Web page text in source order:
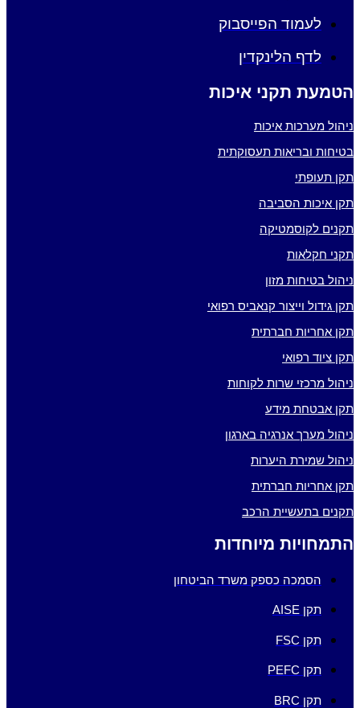
לעמוד הפייסבוק
לדף הלינקדין
הטמעת תקני איכות
ניהול מערכות איכות
בטיחות ובריאות תעסוקתית
תקן תעופתי
תקן איכות הסביבה
תקנים לקוסמטיקה
תקני חקלאות
ניהול בטיחות מזון
תקן גידול וייצור קנאביס רפואי
תקן אחריות חברתית
תקן ציוד רפואי
ניהול מרכזי שרות לקוחות
תקן אבטחת מידע
ניהול מערך אנרגיה בארגון
ניהול שמירת היערות
תקן אחריות חברתית
תקנים בתעשיית הרכב
התמחויות מיוחדות
הסמכה כספק משרד הביטחון
תקן AISE
תקן FSC
תקן PEFC
תקן BRC